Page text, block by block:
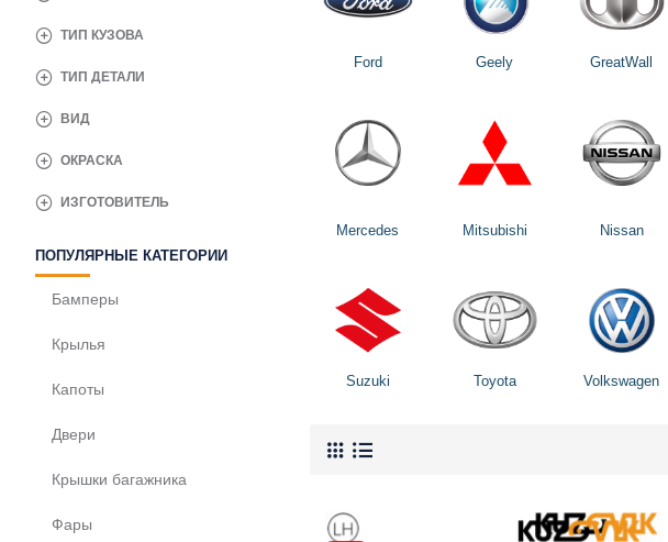
ОКРАСКА
ТИП КУЗОВА
ТИП ДЕТАЛИ
ИЗГОТОВИТЕЛЬ
ВИД
ПОПУЛЯРНЫЕ КАТЕГОРИИ
Бамперы
Крылья
Капоты
Двери
Крышки багажника
Фары
Ford Geely GreatWall
Mercedes Mitsubishi Nissan
Suzuki Toyota Volkswagen